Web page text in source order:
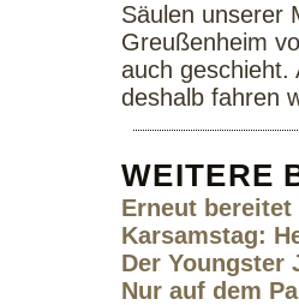
Säulen unserer
Greußenheim
auch geschieht.
deshalb fahren
WEITERE
Erneut bereitet
Karsamstag:
Der Youngster
Nur auf dem